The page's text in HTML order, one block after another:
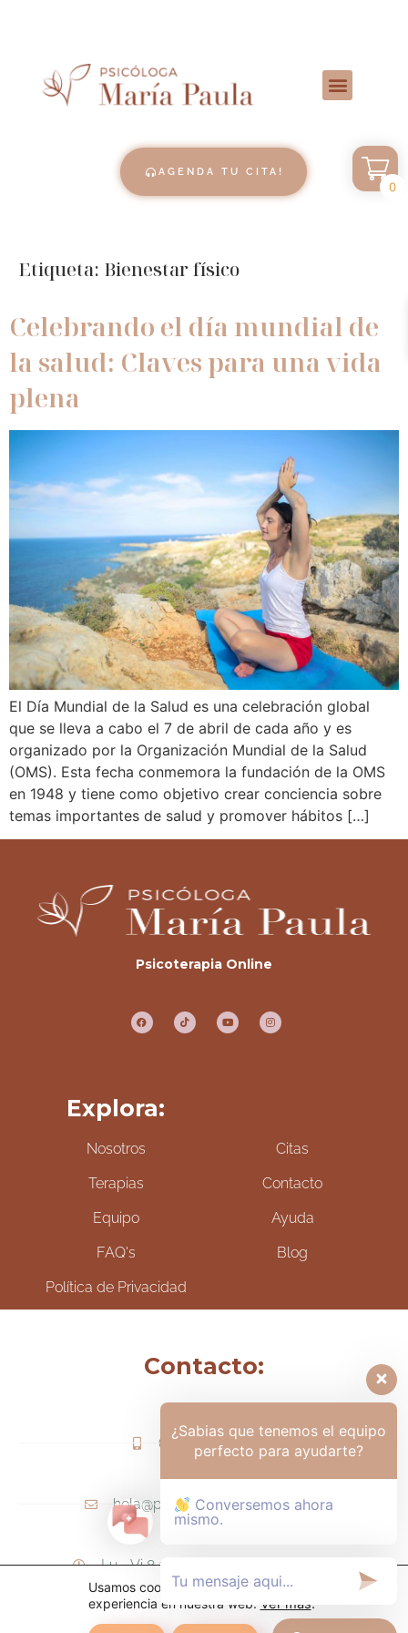
AGENDA TU CITA!
Etiqueta: Bienestar físico
Celebrando el día mundial de
la salud: Claves para una vida
plena
El Día Mundial de la Salud es una celebración global
que se lleva a cabo el 7 de abril de cada año y es
organizado por la Organización Mundial de la Salud
(OMS). Esta fecha conmemora la fundación de la OMS
en 1948 y tiene como objetivo crear conciencia sobre
temas importantes de salud y promover hábitos […]
Psicoterapia Online
Explora:
Nosotros
Terapias
Equipo
FAQ's
Política de Privacidad
Citas
Contacto
Ayuda
Blog
Contacto:
(+57) 317-6006425
hola@psicologamariapaula.com
Lu - Vi 8 am a 6 pm - Sa 8am - 12m
Usamos cookies para ofrecerte la mejor
experiencia en nuestra web. Ver más.
0
¿Sabias que tenemos el equipo
perfecto para ayudarte?
Conversemos ahora
mismo.